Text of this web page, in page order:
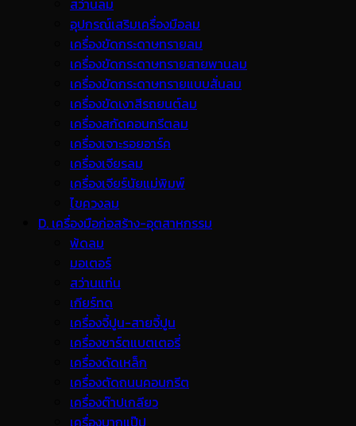
สว่านลม
อุปกรณ์เสริมเครื่องมือลม
เครื่องขัดกระดาษทรายลม
เครื่องขัดกระดาษทรายสายพานลม
เครื่องขัดกระดาษทรายแบบสั่นลม
เครื่องขัดเงาสีรถยนต์ลม
เครื่องสกัดคอนกรีตลม
เครื่องเจาะรอยอาร์ค
เครื่องเจียรลม
เครื่องเจียร์นัยแม่พิมพ์
ไขควงลม
D. เครื่องมือก่อสร้าง-อุตสาหกรรม
พ้ดลม
มอเตอร์
สว่านแท่น
เกียร์ทด
เครื่องจี้ปูน-สายจี้ปูน
เครื่องชาร์ตแบตเตอรี่
เครื่องดัดเหล็ก
เครื่องตัดถนนคอนกรีต
เครื่องต๊าปเกลียว
เครื่องบากแป๊ป